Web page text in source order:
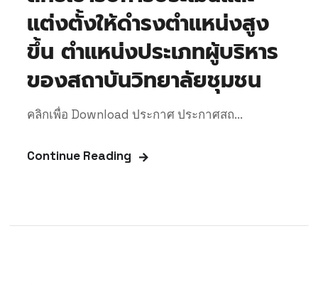
แต่งตั้งให้ดำรงตำแหน่งสูง
ขึ้น ตำแหน่งประเภทผู้บริหาร
ของสถาบันวิทยาลัยชุมชน
คลิกเพื่อ Download ประกาศ ประกาศสถ...
Continue Reading